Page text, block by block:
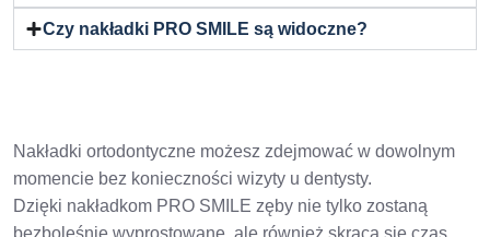
Czy nakładki PRO SMILE są widoczne?
Nakładki ortodontyczne możesz zdejmować w dowolnym
momencie bez konieczności wizyty u dentysty.
Dzięki nakładkom PRO SMILE zęby nie tylko zostaną
bezboleśnie wyprostowane, ale również skraca się czas